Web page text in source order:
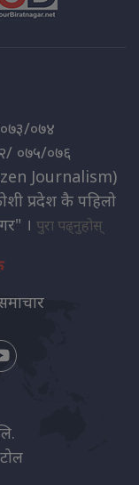
०७४
०७५/०७६
Journalism)
प्रदेश कै पहिलो
। पुरा पढ्नुहोस्